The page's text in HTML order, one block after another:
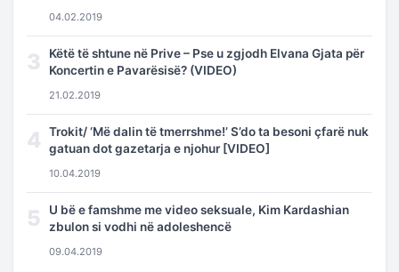
04.02.2019
3
Këtë të shtune në Prive – Pse u zgjodh Elvana Gjata për
Koncertin e Pavarësisë? (VIDEO)
21.02.2019
4
Trokit/ ‘Më dalin të tmerrshme!’ S’do ta besoni çfarë nuk
gatuan dot gazetarja e njohur [VIDEO]
10.04.2019
5
U bë e famshme me video seksuale, Kim Kardashian
zbulon si vodhi në adoleshencë
09.04.2019